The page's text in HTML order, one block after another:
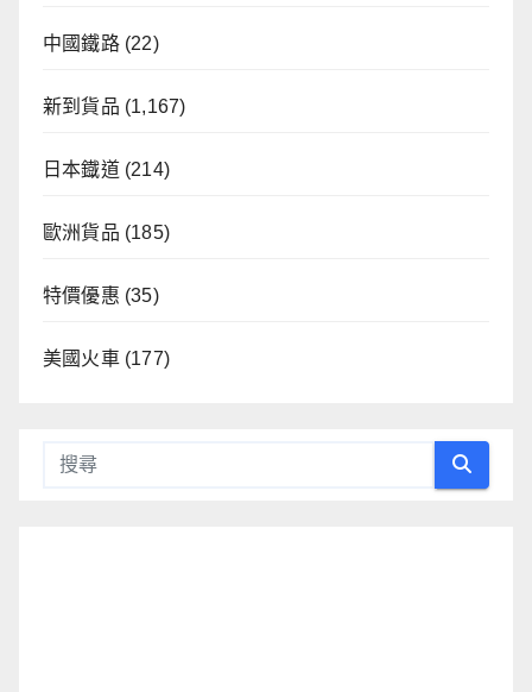
中國鐵路(22)
新到貨品 (1,167)
日本鐡道(214)
歐洲貨品 (185)
特價優惠 (35)
美國火車(177)